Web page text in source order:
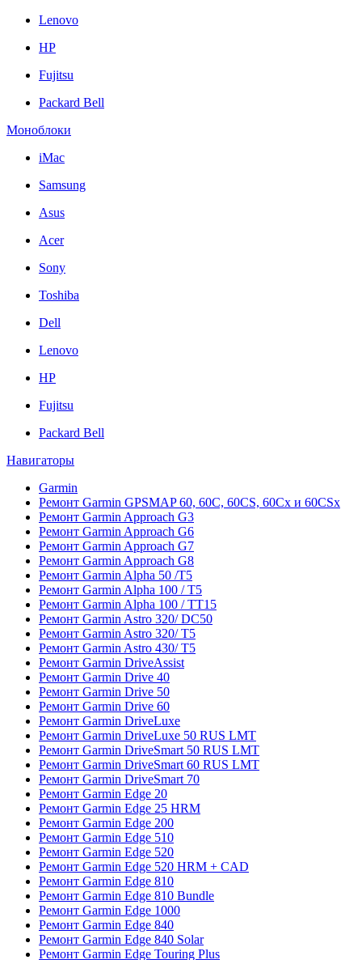
Lenovo
HP
Fujitsu
Packard Bell
Моноблоки
iMac
Samsung
Asus
Acer
Sony
Toshiba
Dell
Lenovo
HP
Fujitsu
Packard Bell
Навигаторы
Garmin
Ремонт Garmin GPSMAP 60, 60C, 60CS, 60Cx и 60CSx
Ремонт Garmin Approach G3
Ремонт Garmin Approach G6
Ремонт Garmin Approach G7
Ремонт Garmin Approach G8
Ремонт Garmin Alpha 50 /T5
Ремонт Garmin Alpha 100 / T5
Ремонт Garmin Alpha 100 / TT15
Ремонт Garmin Astro 320/ DC50
Ремонт Garmin Astro 320/ T5
Ремонт Garmin Astro 430/ T5
Ремонт Garmin DriveAssist
Ремонт Garmin Drive 40
Ремонт Garmin Drive 50
Ремонт Garmin Drive 60
Ремонт Garmin DriveLuxe
Ремонт Garmin DriveLuxe 50 RUS LMT
Ремонт Garmin DriveSmart 50 RUS LMT
Ремонт Garmin DriveSmart 60 RUS LMT
Ремонт Garmin DriveSmart 70
Ремонт Garmin Edge 20
Ремонт Garmin Edge 25 HRM
Ремонт Garmin Edge 200
Ремонт Garmin Edge 510
Ремонт Garmin Edge 520
Ремонт Garmin Edge 520 HRM + CAD
Ремонт Garmin Edge 810
Ремонт Garmin Edge 810 Bundle
Ремонт Garmin Edge 1000
Ремонт Garmin Edge 840
Ремонт Garmin Edge 840 Solar
Ремонт Garmin Edge Touring Plus